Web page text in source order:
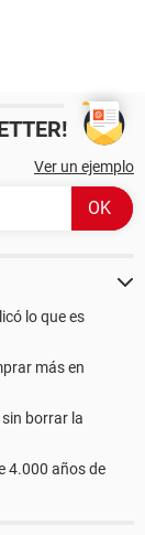
Ver un ejemplo
lo que es
más en
borrar la
4.000 años de